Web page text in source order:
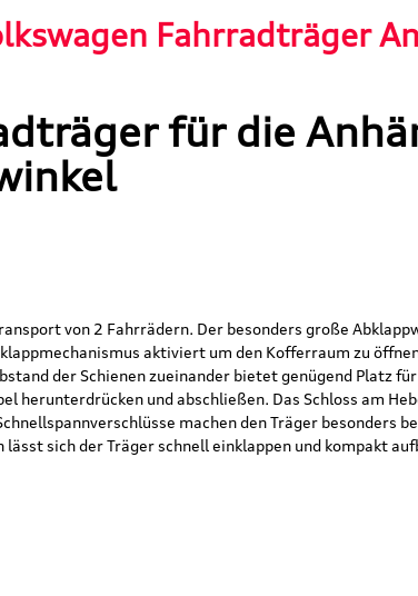
Fahrradträger
für die
von 2 Fahrrädern. Der besonders große
aktiviert um den Kofferraum zu
der Schienen zueinander bietet genügend Platz
herunterdrücken und abschließen. Das Schloss am
machen den Träger besonders
sich der Träger schnell einklappen und kompakt